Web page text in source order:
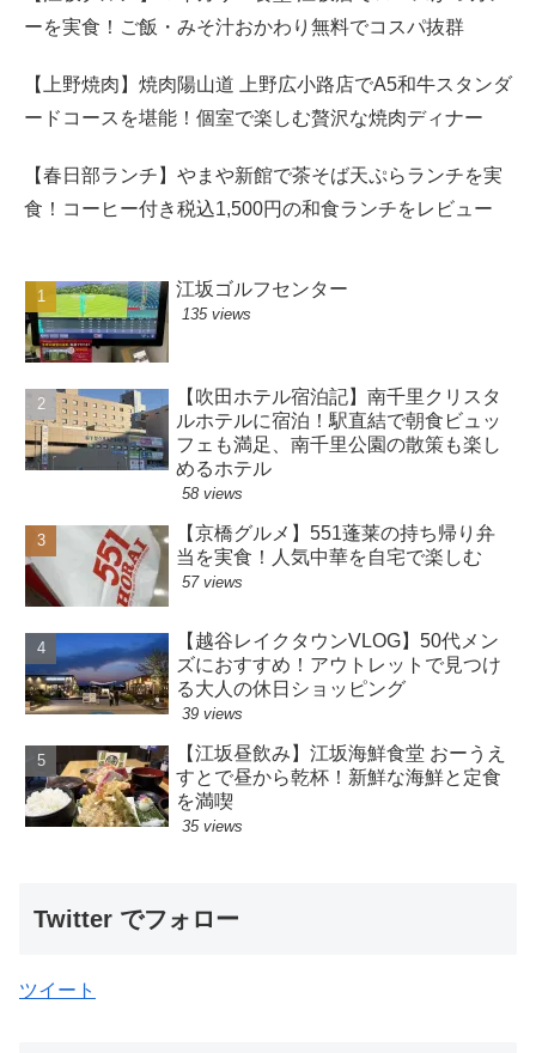
ーを実食！ご飯・みそ汁おかわり無料でコスパ抜群
【上野焼肉】焼肉陽山道 上野広小路店でA5和牛スタンダ
ードコースを堪能！個室で楽しむ贅沢な焼肉ディナー
【春日部ランチ】やまや新館で茶そば天ぷらランチを実
食！コーヒー付き税込1,500円の和食ランチをレビュー
江坂ゴルフセンター
135 views
【吹田ホテル宿泊記】南千里クリスタ
ルホテルに宿泊！駅直結で朝食ビュッ
フェも満足、南千里公園の散策も楽し
めるホテル
58 views
【京橋グルメ】551蓬莱の持ち帰り弁
当を実食！人気中華を自宅で楽しむ
57 views
【越谷レイクタウンVLOG】50代メン
ズにおすすめ！アウトレットで見つけ
る大人の休日ショッピング
39 views
【江坂昼飲み】江坂海鮮食堂 おーうえ
すとで昼から乾杯！新鮮な海鮮と定食
を満喫
35 views
Twitter でフォロー
ツイート